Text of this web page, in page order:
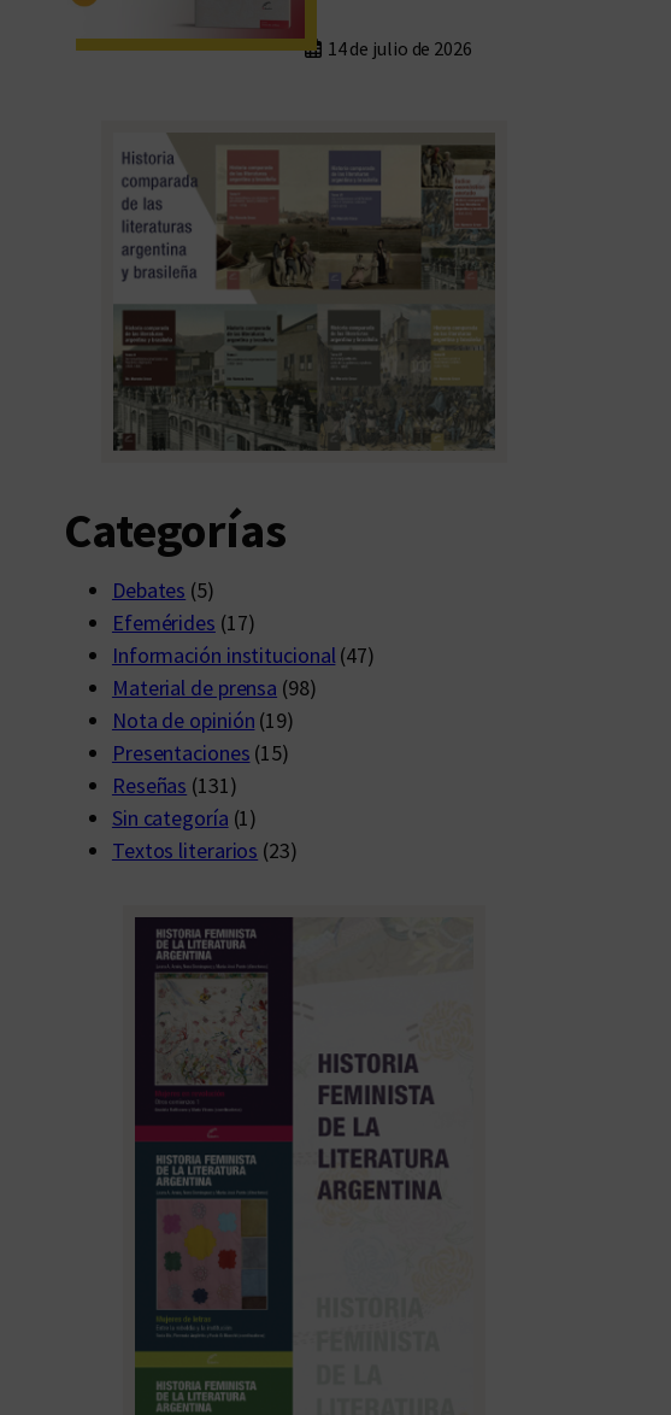
14 de julio de 2026
Categorías
Debates (5)
Efemérides (17)
Información institucional(47)
Material de prensa (98)
Nota de opinión (19)
Presentaciones (15)
Reseñas (131)
Sin categoría (1)
Textos literarios (23)